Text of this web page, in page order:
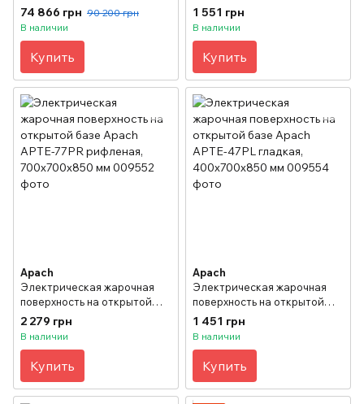
базе Apach APTE-77PLR
гладкая+рифленая,
74 866 грн 90 200 грн
В наличии
Купить
базе Apach APTE-47PR
рифленая, 400х700х850 мм
1 551 грн
В наличии
Купить
Apach
Электрическая жарочная
поверхность на открытой
базе Apach APTE-77PR
рифленая, 700х700х850 мм
2 279 грн
В наличии
Купить
Apach
Электрическая жарочная
поверхность на открытой
базе Apach APTE-47PL
гладкая, 400х700х850 мм
1 451 грн
В наличии
Купить